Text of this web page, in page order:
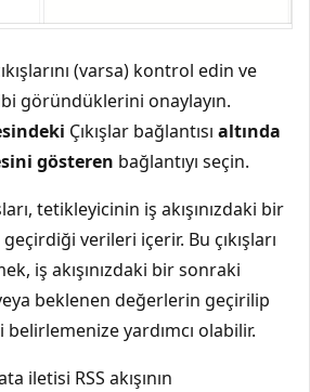
(varsa) kontrol edin ve
göründüklerini onaylayın.
Çıkışlar bağlantısı altında
gösteren bağlantıyı seçin.
tetikleyicinin iş akışınızdaki bir
verileri içerir. Bu çıkışları
iş akışınızdaki bir sonraki
beklenen değerlerin geçirilip
yardımcı olabilir.
iletisi RSS akışının